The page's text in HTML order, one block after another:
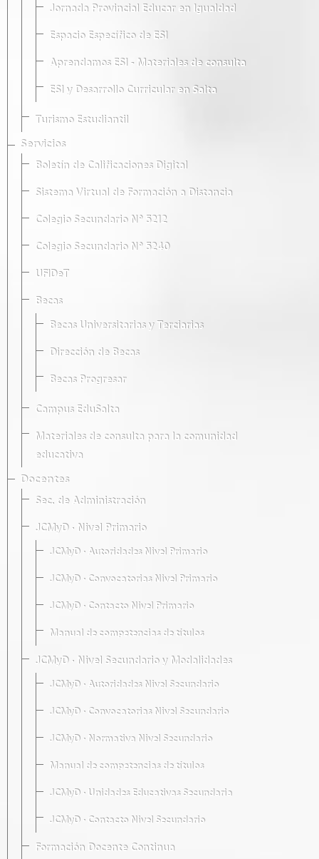
Jornada Provincial Educar en Igualdad
Espacio Específico de ESI
Aprendamos ESI - Materiales de consulta
ESI y Desarrollo Curricular en Salta
Turismo Estudiantil
Servicios
Boletín de Calificaciones Digital
Sistema Virtual de Formación a Distancia
Colegio Secundario Nº 5212
Colegio Secundario Nº 5240
UFIDeT
Becas
Becas Universitarias y Terciarias
Dirección de Becas
Becas Progresar
Campus EduSalta
Materiales de consulta para la comunidad
educativa
Docentes
Sec. de Administración
JCMyD · Nivel Primario
JCMyD · Autoridades Nivel Primario
JCMyD · Convocatorias Nivel Primario
JCMyD · Contacto Nivel Primario
Manual de competencias de títulos
JCMyD · Nivel Secundario y Modalidades
JCMyD · Autoridades Nivel Secundario
JCMyD · Convocatorias Nivel Secundario
JCMyD · Normativa Nivel Secundario
Manual de competencias de títulos
JCMyD · Unidades Educativas Secundaria
JCMyD · Contacto Nivel Secundario
Formación Docente Continua